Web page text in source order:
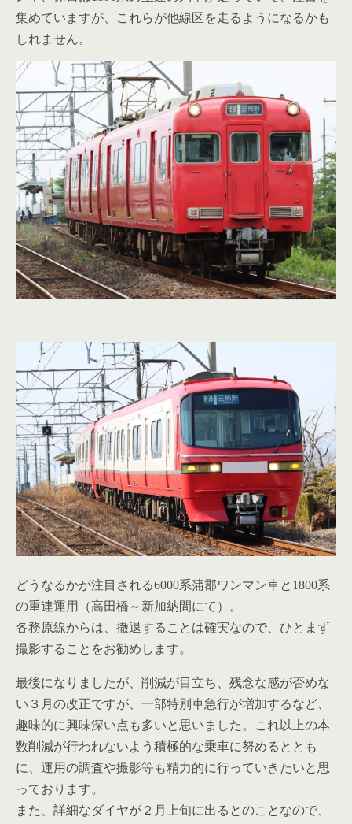
集めていますが、これらが他線区を走るようになるかも
しれません。
どうなるかが注目される6000系蒲郡ワンマン車と1800系
の重連運用（高田橋～新加納間にて）。
各務原線からは、撤退することは確実なので、ひとまず
撮影することをお勧めします。
最後になりましたが、削減が目立ち、残念な感が否めな
い３月の改正ですが、一部特別車急行が増加するなど、
趣味的に興味深い点も多いと思いました。これ以上の本
数削減が行われないよう積極的な乗車に努めるととも
に、運用の調査や撮影等も精力的に行っていきたいと思
っております。
また、詳細なダイヤが２月上旬に出るとのことなので、